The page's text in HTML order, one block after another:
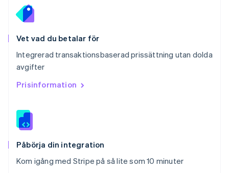
Vet vad du betalar för
Integrerad transaktionsbaserad prissättning utan dolda
avgifter
Prisinformation
Påbörja din integration
Kom igång med Stripe på så lite som 10 minuter
Schweiz
Deutsch
English简体中文
English
Slovenien
English Italiano
Storbritannien
Sverige
SvenskaEnglish
ไทยEnglish